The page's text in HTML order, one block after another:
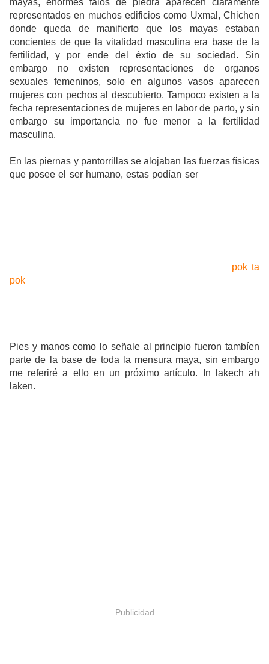
mayas, enormes falos de piedra aparecen claramente
representados en muchos edificios como Uxmal, Chichen
donde queda de manifierto que los mayas estaban
concientes de que la vitalidad masculina era base de la
fertilidad, y por ende del éxtio de su sociedad. Sin
embargo no existen representaciones de organos
sexuales femeninos, solo en algunos vasos aparecen
mujeres con pechos al descubierto. Tampoco existen a la
fecha representaciones de mujeres en labor de parto, y sin
embargo su importancia no fue menor a la fertilidad
masculina.
En las piernas y pantorrillas se alojaban las fuerzas físicas
que posee el ser humano, estas podían ser
pok ta
pok
Pies y manos como lo señale al principio fueron tambíen
parte de la base de toda la mensura maya, sin embargo
me referiré a ello en un próximo artículo. In lakech ah
laken.
Publicidad